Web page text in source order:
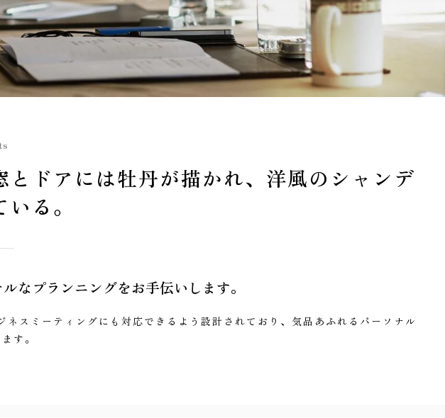
ドアには牡丹が描かれ、洋風のシャンデ
る。
なプランニングをお手伝いします。
スミーティングにも対応できるよう設計されており、気品あふれるパーソナル
す。